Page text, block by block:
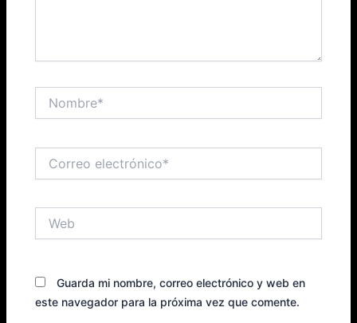
electrónico*
Guarda mi nombre, correo electrónico y web en
este navegador para la próxima vez que comente.